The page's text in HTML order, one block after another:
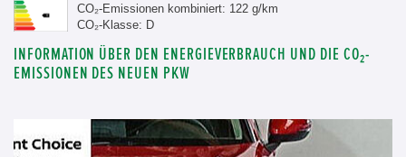
CO₂-Emissionen kombiniert: 122 g/km
CO₂-Klasse: D
INFORMATION ÜBER DEN ENERGIEVERBRAUCH UND DIE CO₂-
EMISSIONEN DES NEUEN PKW